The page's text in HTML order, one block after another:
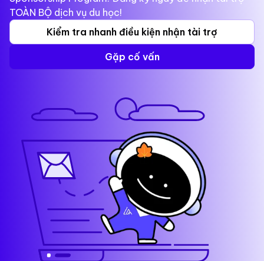
TOÀN BỘ dịch vụ du học!
Kiểm tra nhanh điều kiện nhận tài trợ
Gặp cố vấn